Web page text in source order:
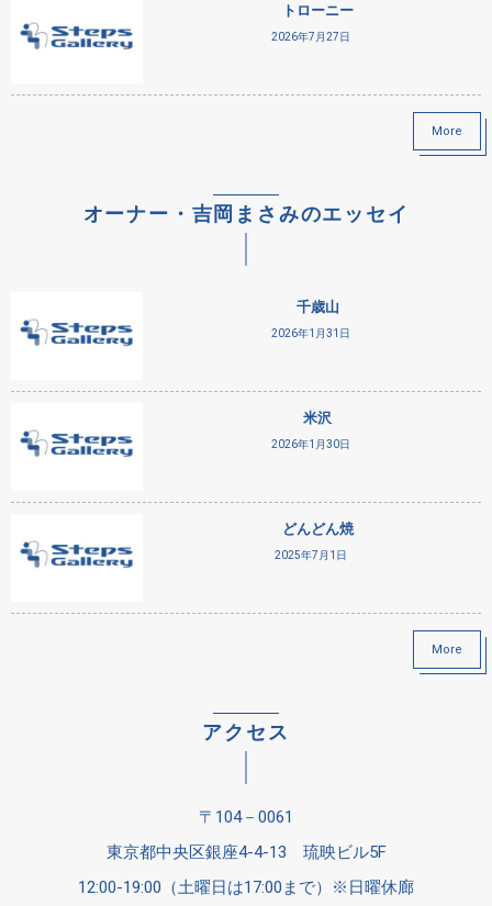
トローニー
2026年7月27日
More
オーナー・吉岡まさみのエッセイ
千歳山
2026年1月31日
米沢
2026年1月30日
どんどん焼
2025年7月1日
More
アクセス
〒104－0061
東京都中央区銀座4-4-13 琉映ビル5F
12:00-19:00（土曜日は17:00まで）※日曜休廊